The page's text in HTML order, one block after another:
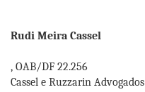
Rudi Meira Cassel
, OAB/DF 22.256
Cassel e Ruzzarin Advogados